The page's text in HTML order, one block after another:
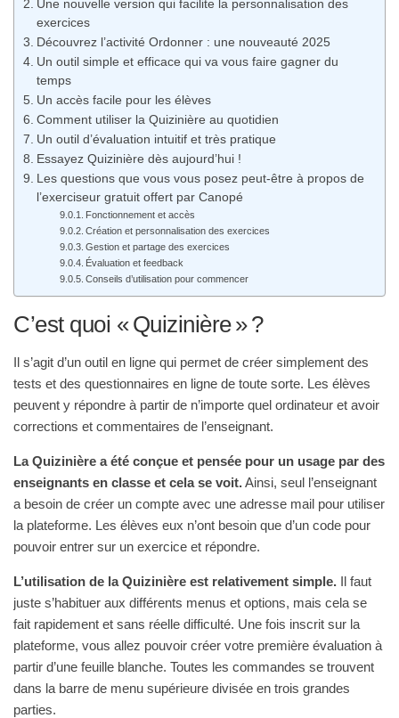
Une nouvelle version qui facilite la personnalisation des
exercices
Découvrez l’activité Ordonner : une nouveauté 2025
Un outil simple et efficace qui va vous faire gagner du
temps
Un accès facile pour les élèves
Comment utiliser la Quizinière au quotidien
Un outil d’évaluation intuitif et très pratique
Essayez Quizinière dès aujourd’hui !
Les questions que vous vous posez peut-être à propos de
l’exerciseur gratuit offert par Canopé
Fonctionnement et accès
Création et personnalisation des exercices
Gestion et partage des exercices
Évaluation et feedback
Conseils d’utilisation pour commencer
C’est quoi « Quizinière » ?
Il s’agit d’un outil en ligne qui permet de créer simplement des
tests et des questionnaires en ligne de toute sorte. Les élèves
peuvent y répondre à partir de n’importe quel ordinateur et avoir
corrections et commentaires de l’enseignant.
La Quizinière a été conçue et pensée pour un usage par des
enseignants en classe et cela se voit.Ainsi, seul l’enseignant
a besoin de créer un compte avec une adresse mail pour utiliser
la plateforme. Les élèves eux n’ont besoin que d’un code pour
pouvoir entrer sur un exercice et répondre.
L’utilisation de la Quizinière est relativement simple. Il faut
juste s’habituer aux différents menus et options, mais cela se
fait rapidement et sans réelle difficulté. Une fois inscrit sur la
plateforme, vous allez pouvoir créer votre première évaluation à
partir d’une feuille blanche. Toutes les commandes se trouvent
dans la barre de menu supérieure divisée en trois grandes
parties.